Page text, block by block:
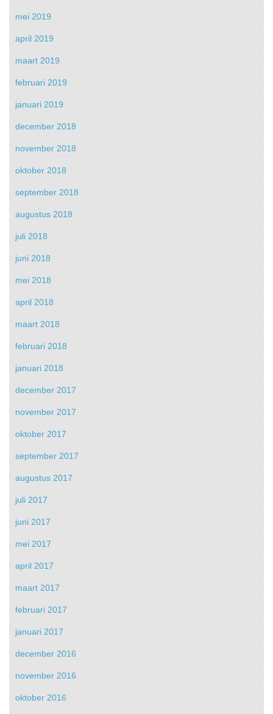
mei 2019
april 2019
maart 2019
februari 2019
januari 2019
december 2018
november 2018
oktober 2018
september 2018
augustus 2018
juli 2018
juni 2018
mei 2018
april 2018
maart 2018
februari 2018
januari 2018
december 2017
november 2017
oktober 2017
september 2017
augustus 2017
juli 2017
juni 2017
mei 2017
april 2017
maart 2017
februari 2017
januari 2017
december 2016
november 2016
oktober 2016